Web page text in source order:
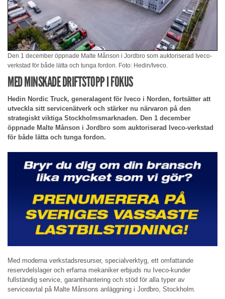
Den 1 december öppnade Malte Månson i Jordbro som auktoriserad Iveco-
verkstad för både lätta och tunga fordon. Foto: Hedin/Iveco.
MED MINSKADE DRIFTSTOPP I FOKUS
Hedin Nordic Truck, generalagent för Iveco i Norden, fortsätter att
utveckla sitt servicenätverk och stärker nu närvaron på den
strategiskt viktiga Stockholmsmarknaden. Den 1 december
öppnade Malte Månson i Jordbro som auktoriserad Iveco-verkstad
för både lätta och tunga fordon.
Med moderna verkstadsresurser, specialverktyg, ett omfattande
reservdelslager och erfarna mekaniker erbjuds nu Iveco-kunder
fullständig service, garantihantering och stöd för alla typer av
serviceavtal på Malte Månsons anläggning i Jordbro, Stockholm.